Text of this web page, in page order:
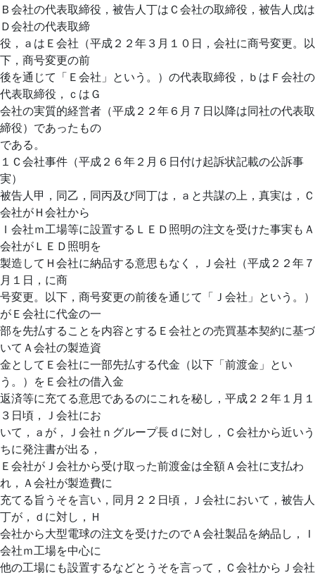
Ｂ会社の代表取締役，被告人丁はＣ会社の取締役，被告人戊は
Ｄ会社の代表取締
役，ａはＥ会社（平成２２年３月１０日，会社に商号変更。以
下，商号変更の前
後を通じて「Ｅ会社」という。）の代表取締役，ｂはＦ会社の
代表取締役，ｃはＧ
会社の実質的経営者（平成２２年６月７日以降は同社の代表取
締役）であったもの
である。
１Ｃ会社事件（平成２６年２月６日付け起訴状記載の公訴事
実）
被告人甲，同乙，同丙及び同丁は，ａと共謀の上，真実は，Ｃ
会社がＨ会社から
Ｉ会社ｍ工場等に設置するＬＥＤ照明の注文を受けた事実もＡ
会社がＬＥＤ照明を
製造してＨ会社に納品する意思もなく，Ｊ会社（平成２２年７
月１日，に商
号変更。以下，商号変更の前後を通じて「Ｊ会社」という。）
がＥ会社に代金の一
部を先払することを内容とするＥ会社との売買基本契約に基づ
いてＡ会社の製造資
金としてＥ会社に一部先払する代金（以下「前渡金」とい
う。）をＥ会社の借入金
返済等に充てる意思であるのにこれを秘し，平成２２年１月１
３日頃，Ｊ会社にお
いて，ａが，Ｊ会社ｎグループ長ｄに対し，Ｃ会社から近いう
ちに発注書が出る，
Ｅ会社がＪ会社から受け取った前渡金は全額Ａ会社に支払わ
れ，Ａ会社が製造費に
充てる旨うそを言い，同月２２日頃，Ｊ会社において，被告人
丁が，ｄに対し，Ｈ
会社から大型電球の注文を受けたのでＡ会社製品を納品し，Ｉ
会社ｍ工場を中心に
他の工場にも設置するなどとうそを言って，Ｃ会社からＪ会社